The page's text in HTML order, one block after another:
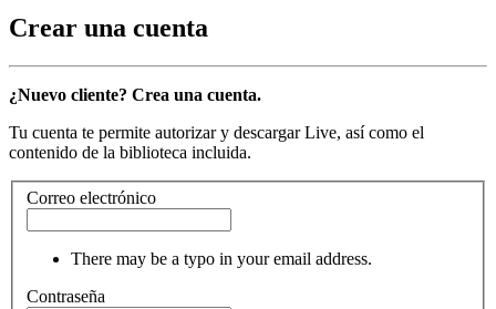
Crear una cuenta
¿Nuevo cliente? Crea una cuenta.
Tu cuenta te permite autorizar y descargar Live, así como el
contenido de la biblioteca incluida.
Correo electrónico
There may be a typo in your email address.
Contraseña